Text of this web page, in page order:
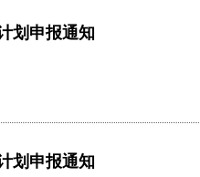
划申报通知
划申报通知